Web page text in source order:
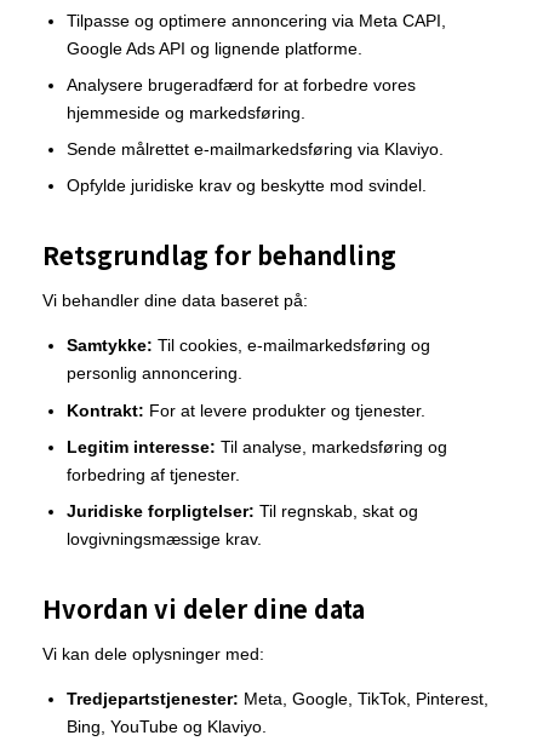
Tilpasse og optimere annoncering via Meta CAPI,
Google Ads API og lignende platforme.
Analysere brugeradfærd for at forbedre vores
hjemmeside og markedsføring.
Sende målrettet e-mailmarkedsføring via Klaviyo.
Opfylde juridiske krav og beskytte mod svindel.
Retsgrundlag for behandling
Vi behandler dine data baseret på:
Samtykke: Til cookies, e-mailmarkedsføring og
personlig annoncering.
Kontrakt: For at levere produkter og tjenester.
Legitim interesse: Til analyse, markedsføring og
forbedring af tjenester.
Juridiske forpligtelser: Til regnskab, skat og
lovgivningsmæssige krav.
Hvordan vi deler dine data
Vi kan dele oplysninger med:
Tredjepartstjenester: Meta, Google, TikTok, Pinterest,
Bing, YouTube og Klaviyo.